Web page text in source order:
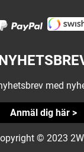
med
Anmäl dig här >
© 2023